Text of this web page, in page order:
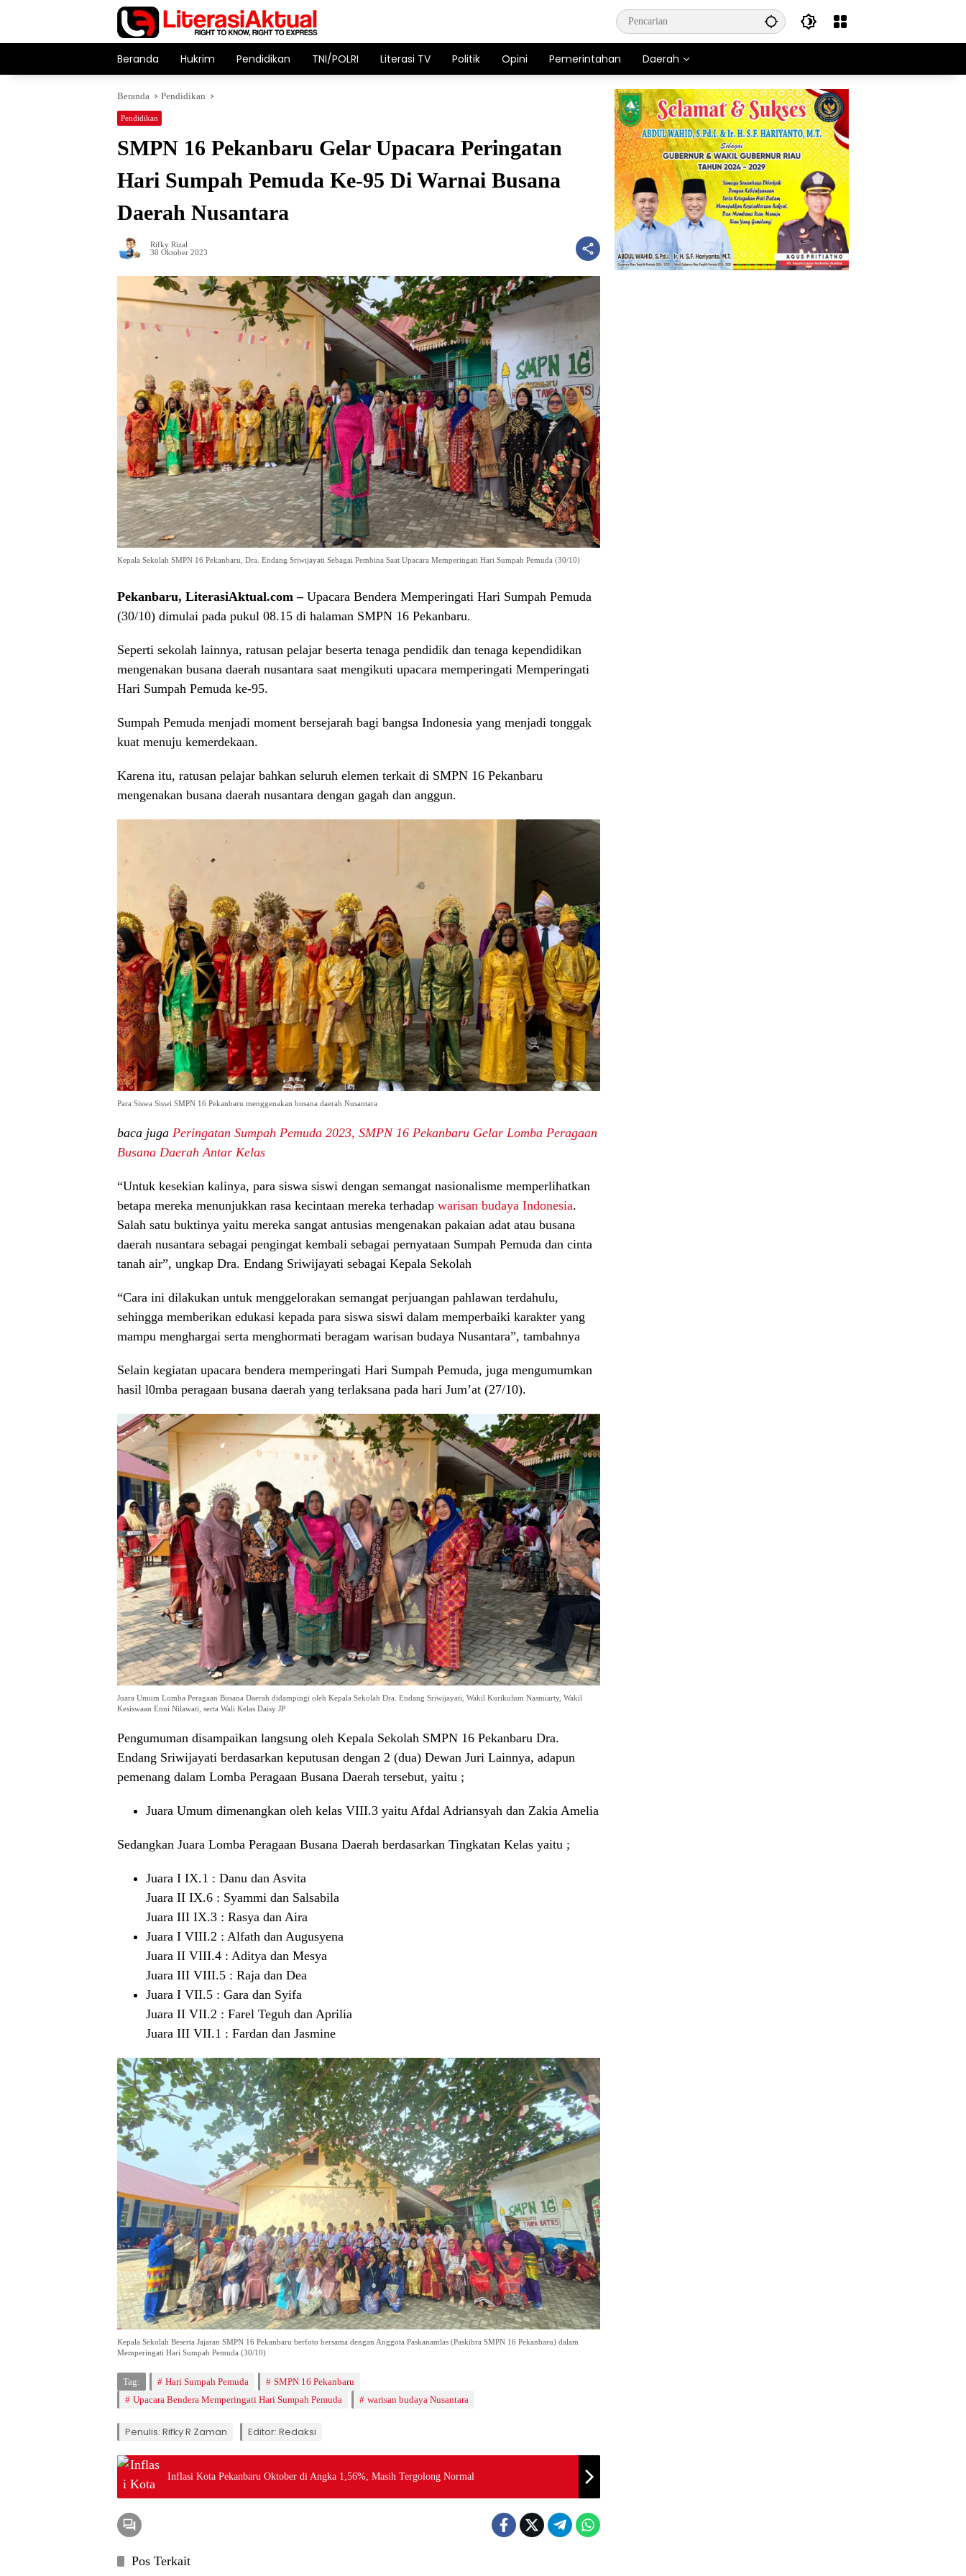
Beranda Hukrim Pendidikan TNI/POLRI Literasi TV Politik Opini Pemerintahan Daerah
Beranda Pendidikan
Pendidikan
SMPN 16 Pekanbaru Gelar Upacara Peringatan
Hari Sumpah Pemuda Ke-95 Di Warnai Busana
Daerah Nusantara
Rifky Rizal
30 Oktober 2023
Kepala Sekolah SMPN 16 Pekanbaru, Dra. Endang Sriwijayati Sebagai Pembina Saat Upacara Memperingati Hari Sumpah Pemuda (30/10)
Pekanbaru, LiterasiAktual.com –Upacara Bendera Memperingati Hari Sumpah Pemuda
(30/10) dimulai pada pukul 08.15 di halaman SMPN 16 Pekanbaru.
Seperti sekolah lainnya, ratusan pelajar beserta tenaga pendidik dan tenaga kependidikan
mengenakan busana daerah nusantara saat mengikuti upacara memperingati Memperingati
Hari Sumpah Pemuda ke-95.
Sumpah Pemuda menjadi moment bersejarah bagi bangsa Indonesia yang menjadi tonggak
kuat menuju kemerdekaan.
Karena itu, ratusan pelajar bahkan seluruh elemen terkait di SMPN 16 Pekanbaru
mengenakan busana daerah nusantara dengan gagah dan anggun.
Para Siswa Siswi SMPN 16 Pekanbaru menggenakan busana daerah Nusantara
baca juga Peringatan Sumpah Pemuda 2023, SMPN 16 Pekanbaru Gelar Lomba Peragaan
Busana Daerah Antar Kelas
“Untuk kesekian kalinya, para siswa siswi dengan semangat nasionalisme memperlihatkan
betapa mereka menunjukkan rasa kecintaan mereka terhadap warisan budaya Indonesia.
Salah satu buktinya yaitu mereka sangat antusias mengenakan pakaian adat atau busana
daerah nusantara sebagai pengingat kembali sebagai pernyataan Sumpah Pemuda dan cinta
tanah air”, ungkap Dra. Endang Sriwijayati sebagai Kepala Sekolah
“Cara ini dilakukan untuk menggelorakan semangat perjuangan pahlawan terdahulu,
sehingga memberikan edukasi kepada para siswa siswi dalam memperbaiki karakter yang
mampu menghargai serta menghormati beragam warisan budaya Nusantara”, tambahnya
Selain kegiatan upacara bendera memperingati Hari Sumpah Pemuda, juga mengumumkan
hasil l0mba peragaan busana daerah yang terlaksana pada hari Jum’at (27/10).
Juara Umum Lomba Peragaan Busana Daerah didampingi oleh Kepala Sekolah Dra. Endang Sriwijayati, Wakil Kurikulum Nasmiarty, Wakil
Kesiswaan Enni Nilawati, serta Wali Kelas Daisy JP
Pengumuman disampaikan langsung oleh Kepala Sekolah SMPN 16 Pekanbaru Dra.
Endang Sriwijayati berdasarkan keputusan dengan 2 (dua) Dewan Juri Lainnya, adapun
pemenang dalam Lomba Peragaan Busana Daerah tersebut, yaitu ;
Juara Umum dimenangkan oleh kelas VIII.3 yaitu Afdal Adriansyah dan Zakia Amelia
Sedangkan Juara Lomba Peragaan Busana Daerah berdasarkan Tingkatan Kelas yaitu ;
Juara I IX.1 : Danu dan Asvita
Juara II IX.6 : Syammi dan Salsabila
Juara III IX.3 : Rasya dan Aira
Juara I VIII.2 : Alfath dan Augusyena
Juara II VIII.4 : Aditya dan Mesya
Juara III VIII.5 : Raja dan Dea
Juara I VII.5 : Gara dan Syifa
Juara II VII.2 : Farel Teguh dan Aprilia
Juara III VII.1 : Fardan dan Jasmine
Kepala Sekolah Beserta Jajaran SMPN 16 Pekanbaru berfoto bersama dengan Anggota Paskanamlas (Paskibra SMPN 16 Pekanbaru) dalam
Memperingati Hari Sumpah Pemuda (30/10)
Tag: Hari Sumpah Pemuda
SMPN 16 Pekanbaru
Upacara Bendera Memperingati Hari Sumpah Pemuda
warisan budaya Nusantara
Penulis: Rifky R Zaman Editor: Redaksi
Inflasi Kota Pekanbaru Oktober di Angka 1,56%, Masih Tergolong Normal
Pos Terkait